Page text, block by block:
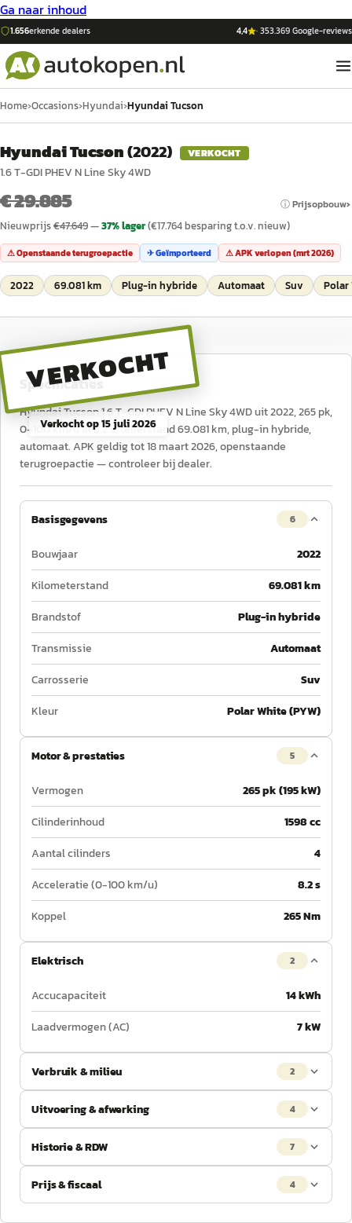
Ga naar inhoud
1.656erkende dealers 4,4 ·353.369Google-reviews
Home›Occasions›Hyundai›Hyundai Tucson
Hyundai Tucson(2022) VERKOCHT
1.6 T-GDI PHEV N Line Sky 4WD
€ 29.885 ⓘ Prijsopbouw
Nieuwprijs€47.649—37% lager(€17.764besparing t.o.v. nieuw)
⚠ Openstaande terugroepactie ✈ Geïmporteerd ⚠ APK verlopen (mrt 2026)
2022 69.081 km Plug-in hybride Automaat Suv Polar
VERKOCHT
Verkocht op15 juli 2026
Specificaties
Hyundai Tucson 1.6 T-GDI PHEV N Line Sky 4WD uit 2022, 265 pk,
0–100 km/u in 8,2 s, tellerstand 69.081 km, plug-in hybride,
automaat. APK geldig tot 18 maart 2026, openstaande
terugroepactie — controleer bij dealer.
Basisgegevens 6
Bouwjaar
2022
Kilometerstand
69.081 km
Brandstof
Plug-in hybride
Transmissie
Automaat
Carrosserie
Suv
Kleur
Polar White (PYW)
Motor & prestaties 5
Vermogen
265 pk (195 kW)
Cilinderinhoud
1598 cc
Aantal cilinders
4
Acceleratie (0-100 km/u)
8.2 s
Koppel
265 Nm
Elektrisch 2
Accucapaciteit
14 kWh
Laadvermogen (AC)
7 kW
Verbruik & milieu 2
Uitvoering & afwerking 4
Historie & RDW 7
Prijs & fiscaal 4